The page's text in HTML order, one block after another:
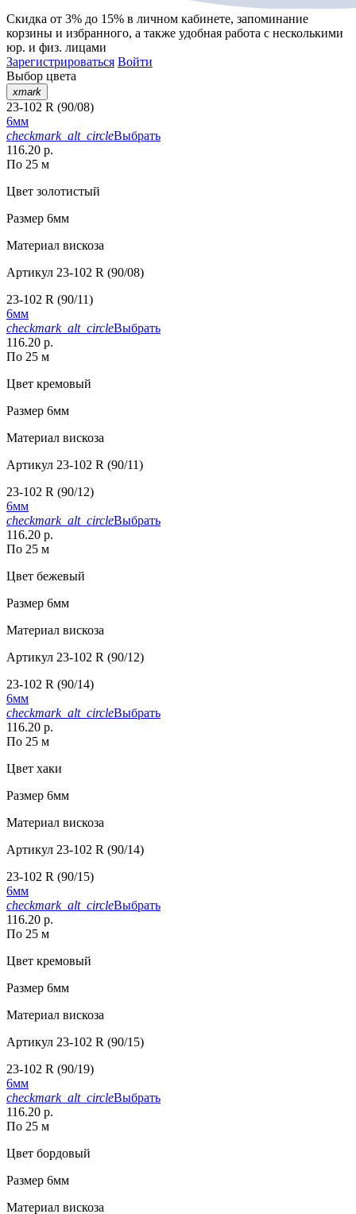
Скидка от 3% до 15% в личном кабинете, запоминание
корзины и избранного, а также удобная работа с несколькими
юр. и физ. лицами
Зарегистрироваться Войти
Выбор цвета
xmark
23-102 R (90/08)
6мм
checkmark_alt_circleВыбрать
116.20 р.
По 25 м
Цвет золотистый
Размер 6мм
Материал вискоза
Артикул 23-102 R (90/08)
23-102 R (90/11)
6мм
checkmark_alt_circleВыбрать
116.20 р.
По 25 м
Цвет кремовый
Размер 6мм
Материал вискоза
Артикул 23-102 R (90/11)
23-102 R (90/12)
6мм
checkmark_alt_circleВыбрать
116.20 р.
По 25 м
Цвет бежевый
Размер 6мм
Материал вискоза
Артикул 23-102 R (90/12)
23-102 R (90/14)
6мм
checkmark_alt_circleВыбрать
116.20 р.
По 25 м
Цвет хаки
Размер 6мм
Материал вискоза
Артикул 23-102 R (90/14)
23-102 R (90/15)
6мм
checkmark_alt_circleВыбрать
116.20 р.
По 25 м
Цвет кремовый
Размер 6мм
Материал вискоза
Артикул 23-102 R (90/15)
23-102 R (90/19)
6мм
checkmark_alt_circleВыбрать
116.20 р.
По 25 м
Цвет бордовый
Размер 6мм
Материал вискоза